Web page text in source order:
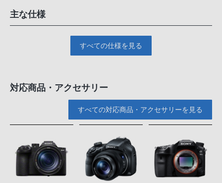
主な仕様
すべての仕様を見る
対応商品・アクセサリー
すべての対応商品・アクセサリーを見る